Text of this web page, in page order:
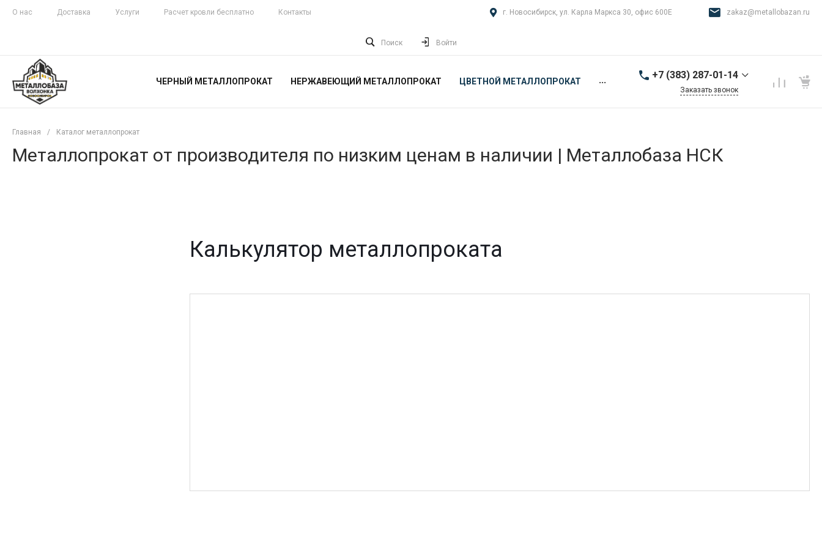
О нас Доставка Услуги Расчет кровли бесплатно Контакты г. Новосибирск, ул. Карла Маркса 30, офис 600Е zakaz@metallobazan.ru
Поиск Войти
ЧЕРНЫЙ МЕТАЛЛОПРОКАТ НЕРЖАВЕЮЩИЙ МЕТАЛЛОПРОКАТ ЦВЕТНОЙ МЕТАЛЛОПРОКАТ ... +7 (383) 287-01-14
9:00-18:00 пн-пт
Заказать звонок
Главная / Каталог металлопрокат
Металлопрокат от производителя по низким ценам в наличии | Металлобаза НСК
Калькулятор металлопроката